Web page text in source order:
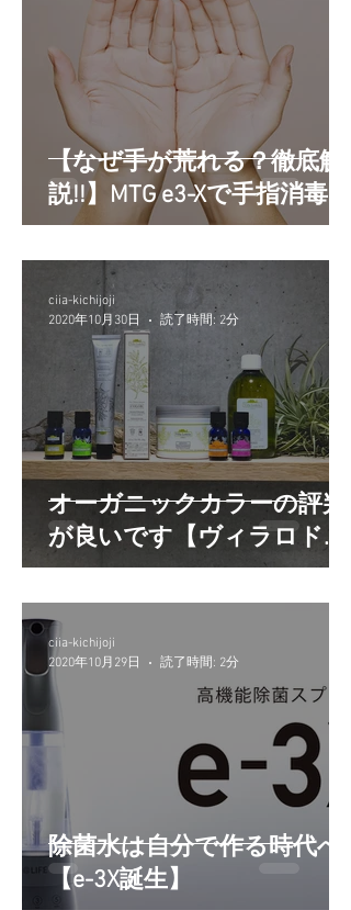
【なぜ手が荒れる？徹底解
説!!】MTG e3-Xで手指消毒は
じめました＊
オーガニックカラーの評判
が良いです【ヴィラロド
ラ】
ciia-kichijoji
2020年10月30日
読了時間: 2分
除菌水は自分で作る時代へ
【e-3X誕生】
ciia-kichijoji
2020年10月29日
読了時間: 2分